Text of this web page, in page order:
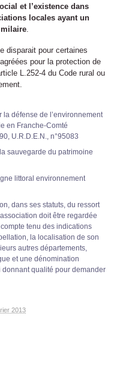
et l’existence dans
locales ayant un
.
disparait pour certaines
pour la protection de
L.252-4 du Code rural ou
défense de l’environnement
en Franche-Comté
U.R.D.E.N., n°95083
sauvegarde du patrimoine
littoral environnement
dans ses statuts, du ressort
doit être regardée
tenu des indications
la localisation de son
autres départements,
et une dénomination
donnant qualité pour demander
2013